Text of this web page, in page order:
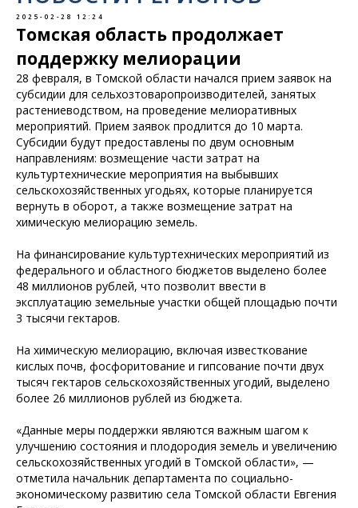
2025-02-28 12:24
Томская область продолжает
поддержку мелиорации
28 февраля, в Томской области начался прием заявок на
субсидии для сельхозтоваропроизводителей, занятых
растениеводством, на проведение мелиоративных
мероприятий. Прием заявок продлится до 10 марта.
Субсидии будут предоставлены по двум основным
направлениям: возмещение части затрат на
культуртехнические мероприятия на выбывших
сельскохозяйственных угодьях, которые планируется
вернуть в оборот, а также возмещение затрат на
химическую мелиорацию земель.
На финансирование культуртехнических мероприятий из
федерального и областного бюджетов выделено более
48 миллионов рублей, что позволит ввести в
эксплуатацию земельные участки общей площадью почти
3 тысячи гектаров.
На химическую мелиорацию, включая известкование
кислых почв, фосфоритование и гипсование почти двух
тысяч гектаров сельскохозяйственных угодий, выделено
более 26 миллионов рублей из бюджета.
«Данные меры поддержки являются важным шагом к
улучшению состояния и плодородия земель и увеличению
сельскохозяйственных угодий в Томской области», —
отметила начальник департамента по социально-
экономическому развитию села Томской области Евгения